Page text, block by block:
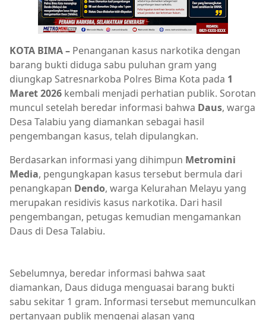
KOTA BIMA – Penanganan kasus narkotika dengan
barang bukti diduga sabu puluhan gram yang
diungkap Satresnarkoba Polres Bima Kota pada 1
Maret 2026 kembali menjadi perhatian publik. Sorotan
muncul setelah beredar informasi bahwa Daus, warga
Desa Talabiu yang diamankan sebagai hasil
pengembangan kasus, telah dipulangkan.
Berdasarkan informasi yang dihimpun Metromini
Media, pengungkapan kasus tersebut bermula dari
penangkapan Dendo, warga Kelurahan Melayu yang
merupakan residivis kasus narkotika. Dari hasil
pengembangan, petugas kemudian mengamankan
Daus di Desa Talabiu.
Sebelumnya, beredar informasi bahwa saat
diamankan, Daus diduga menguasai barang bukti
sabu sekitar 1 gram. Informasi tersebut memunculkan
pertanyaan publik mengenai alasan yang